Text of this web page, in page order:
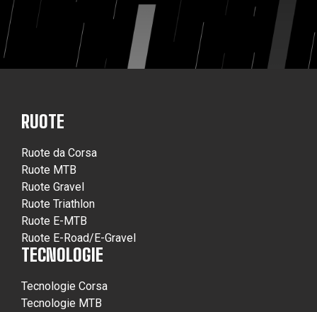
RUOTE
Ruote da Corsa
Ruote MTB
Ruote Gravel
Ruote Triathlon
Ruote E-MTB
Ruote E-Road/E-Gravel
TECNOLOGIE
Tecnologie Corsa
Tecnologie MTB